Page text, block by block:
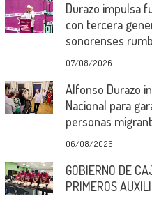
Durazo impulsa
con tercera
sonorenses
07/08/2026
Alfonso Durazo
Nacional para
personas
06/08/2026
GOBIERNO DE
PRIMEROS